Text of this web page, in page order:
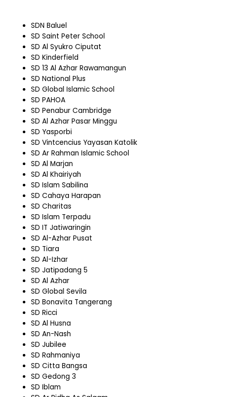
SDN Baluel
SD Saint Peter School
SD Al Syukro Ciputat
SD Kinderfield
SD 13 Al Azhar Rawamangun
SD National Plus
SD Global Islamic School
SD PAHOA
SD Penabur Cambridge
SD Al Azhar Pasar Minggu
SD Yasporbi
SD Vintcencius Yayasan Katolik
SD Ar Rahman Islamic School
SD Al Marjan
SD Al Khairiyah
SD Islam Sabilina
SD Cahaya Harapan
SD Charitas
SD Islam Terpadu
SD IT Jatiwaringin
SD Al-Azhar Pusat
SD Tiara
SD Al-Izhar
SD Jatipadang 5
SD Al Azhar
SD Global Sevila
SD Bonavita Tangerang
SD Ricci
SD Al Husna
SD An-Nash
SD Jubilee
SD Rahmaniya
SD Citta Bangsa
SD Gedong 3
SD Iblam